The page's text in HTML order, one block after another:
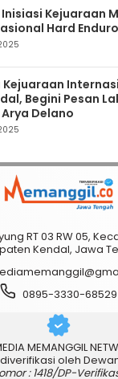
Inisiasi Kejuaraan
Hard
Kejuaraan
Begini Pesan
Arya Delano
RT 03 RW 05,
Kendal, Jawa
0895-3330-68529
MEMANGGIL
oleh
: 1418/DP-